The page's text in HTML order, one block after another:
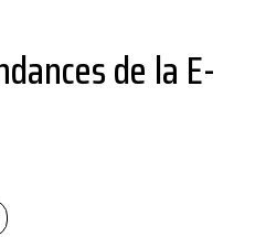
de la E-